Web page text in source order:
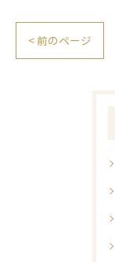
< 前のページ